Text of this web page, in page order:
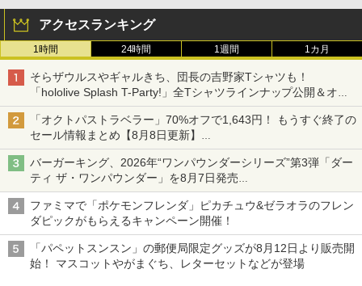
アクセスランキング
1時間 24時間 1週間 1カ月
そらザウルスやギャルきち、団長の吉野家Tシャツも！
「hololive Splash T-Party!」全Tシャツラインナップ公開＆オン
ライン販売開始
「オクトパストラベラー」70%オフで1,643円！ もうすぐ終了の
セール情報まとめ【8月8日更新】
ニンテンドーeショップでは「大神 絶景版」が67%オフで990円
バーガーキング、2026年“ワンパウンダーシリーズ”第3弾「ダー
ティ ザ・ワンパウンダー」を8月7日発売
「特製ガーリックマヨソース」を使用した超大型チーズバーガー
ファミマで「ポケモンフレンダ」ピカチュウ&ゼラオラのフレン
ダピックがもらえるキャンペーン開催！
「パペットスンスン」の郵便局限定グッズが8月12日より販売開
始！ マスコットやがまぐち、レターセットなどが登場